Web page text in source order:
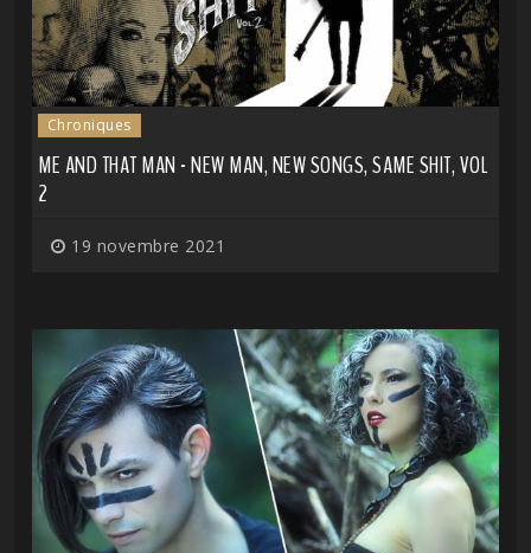
Chroniques
ME AND THAT MAN - NEW MAN, NEW SONGS, SAME SHIT, VOL
2
19 novembre 2021